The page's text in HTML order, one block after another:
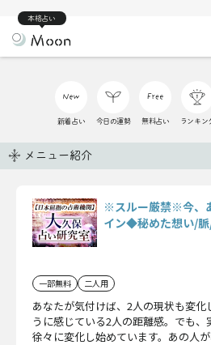
本格占い
新着占い 今日の運勢 無料占い ランキン
メニュー紹介
※スルー厳禁※今、
イン◆秘めた想い/
一部無料 二人用
あなたが気付けば、2人の現状も変
うに感じている2人の距離感。でも
徐々に変化し始めています。あの人